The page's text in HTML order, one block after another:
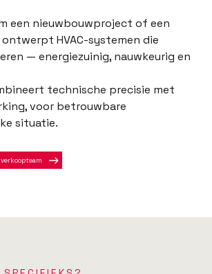
een nieuwbouwproject of een
HVAC-systemen die
— energiezuinig, nauwkeurig en
technische precisie met
voor betrouwbare
situatie.